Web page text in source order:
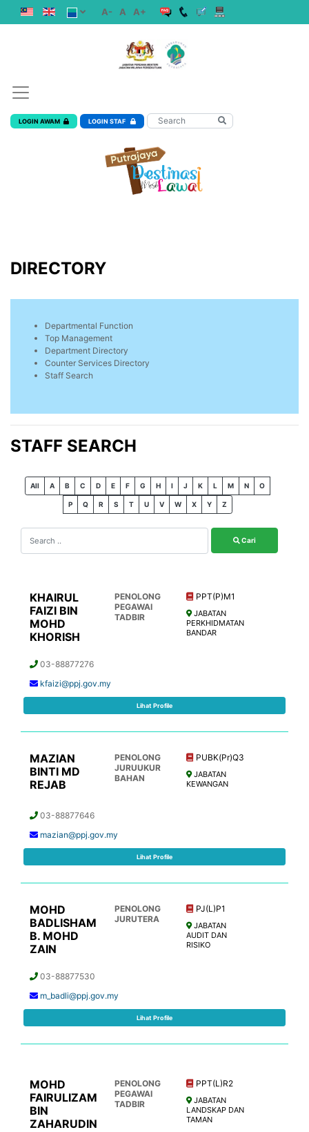
A- A A+
LOGIN AWAM LOGIN STAF
DIRECTORY
Departmental Function
Top Management
Department Directory
Counter Services Directory
Staff Search
STAFF SEARCH
All A B C D E F G H I J K L M N O
P Q R S T U V W X Y Z
Cari
KHAIRUL
FAIZI BIN
MOHD
KHORISH
PENOLONG
PEGAWAI
TADBIR
PPT(P)M1
JABATAN
PERKHIDMATAN
BANDAR
03-88877276
kfaizi@ppj.gov.my
Lihat Profile
MAZIAN
BINTI MD
REJAB
PENOLONG
JURUUKUR
BAHAN
PUBK(Pr)Q3
JABATAN
KEWANGAN
03-88877646
mazian@ppj.gov.my
Lihat Profile
MOHD
BADLISHAM
B. MOHD
ZAIN
PENOLONG
JURUTERA
PJ(L)P1
JABATAN
AUDIT DAN
RISIKO
03-88877530
m_badli@ppj.gov.my
Lihat Profile
MOHD
FAIRULIZAM
BIN
ZAHARUDIN
PENOLONG
PEGAWAI
TADBIR
PPT(L)R2
JABATAN
LANDSKAP DAN
TAMAN